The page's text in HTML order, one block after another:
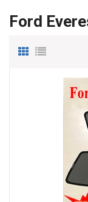
Ford